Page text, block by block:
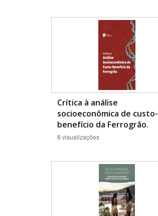
Crítica à análise
socioeconômica de custo-
benefício da Ferrogrão.
8 visualizações